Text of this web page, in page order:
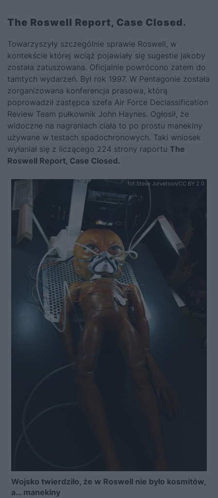
The Roswell Report, Case Closed.
Towarzyszyły szczególnie sprawie Roswell, w
kontekście której wciąż pojawiały się sugestie jakoby
została zatuszowana. Oficjalnie powrócono zatem do
tamtych wydarzeń. Był rok 1997. W Pentagonie została
zorganizowana konferencja prasowa, którą
poprowadził zastępca szefa Air Force Declassification
Review Team pułkownik John Haynes. Ogłosił, że
widoczne na nagraniach ciała to po prostu manekiny
używane w testach spadochronowych. Taki wniosek
wyłaniał się z liczącego 224 strony raportu The
Roswell Report, Case Closed.
fot.Steve Jurvetson/CC BY 2.0
Wojsko twierdziło, że w Roswell nie było kosmitów,
a… manekiny